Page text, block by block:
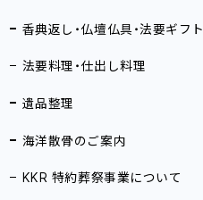
香典返し・仏壇仏具・法要ギフト
法要料理・仕出し料理
遺品整理
海洋散骨のご案内
KKR 特約葬祭事業について